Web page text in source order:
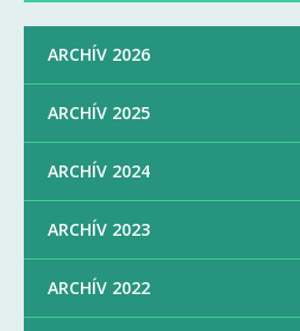
ARCHÍV 2026
ARCHÍV 2025
ARCHÍV 2024
ARCHÍV 2023
ARCHÍV 2022